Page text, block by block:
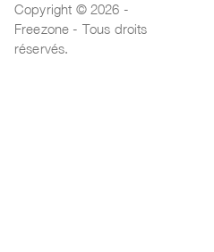
Copyright © 2026 -
Freezone - Tous droits
réservés.